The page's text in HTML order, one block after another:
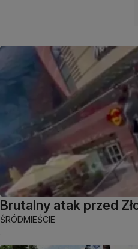
Brutalny atak przed
ŚRÓDMIEŚCIE